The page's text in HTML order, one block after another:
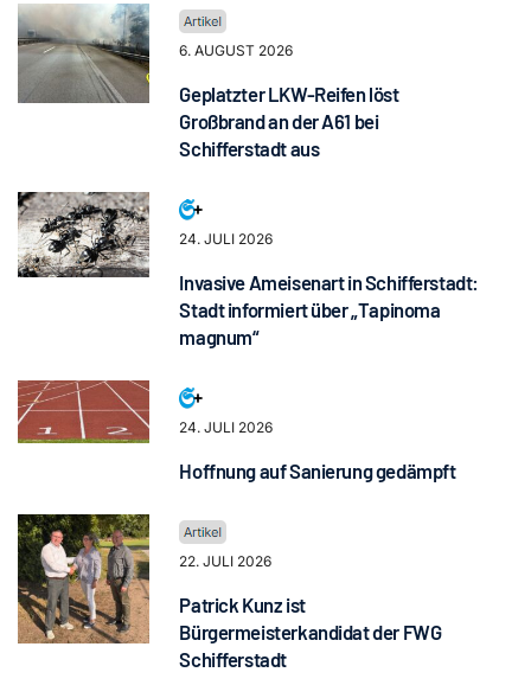
6. AUGUST 2026
Geplatzter LKW-Reifen löst
Großbrand an der A61 bei
Schifferstadt aus
24. JULI 2026
Invasive Ameisenart in Schifferstadt:
Stadt informiert über „Tapinoma
magnum“
24. JULI 2026
Hoffnung auf Sanierung gedämpft
22. JULI 2026
Patrick Kunz ist
Bürgermeisterkandidat der FWG
Schifferstadt